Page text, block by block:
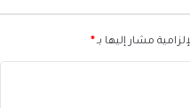
مشار إليها بـ*